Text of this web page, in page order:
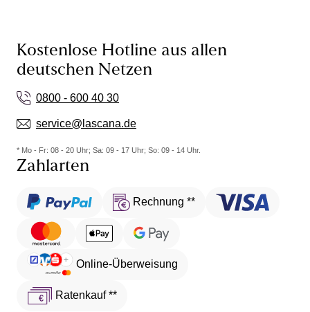
Kostenlose Hotline aus allen
deutschen Netzen
0800 - 600 40 30
service@lascana.de
* Mo - Fr: 08 - 20 Uhr; Sa: 09 - 17 Uhr; So: 09 - 14 Uhr.
Zahlarten
Rechnung **
Online-Überweisung
Ratenkauf **